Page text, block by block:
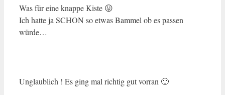
Was für eine knappe Kiste 😛
Ich hatte ja SCHON so etwas Bammel ob es passen
würde…
Unglaublich ! Es ging mal richtig gut vorran 🙂